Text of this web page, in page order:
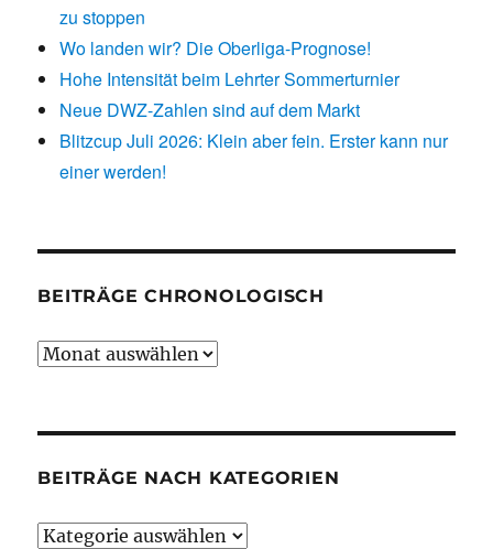
zu stoppen
Wo landen wir? Die Oberliga-Prognose!
Hohe Intensität beim Lehrter Sommerturnier
Neue DWZ-Zahlen sind auf dem Markt
Blitzcup Juli 2026: Klein aber fein. Erster kann nur
einer werden!
BEITRÄGE CHRONOLOGISCH
Beiträge
BEITRÄGE NACH KATEGORIEN
Beiträge